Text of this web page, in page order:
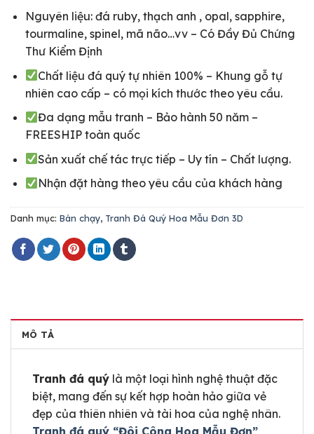
Nguyên liệu: đá ruby, thạch anh , opal, sapphire,
tourmaline, spinel, mã não…vv – Có Đầy Đủ Chứng
Thư Kiểm Định
Chất liệu đá quý tự nhiên 100% – Khung gỗ tự
nhiên cao cấp – có mọi kích thước theo yêu cầu.
Đa dạng mẫu tranh – Bảo hành 50 năm –
FREESHIP toàn quốc
Sản xuất chế tác trực tiếp – Uy tín – Chất lượng.
Nhận đặt hàng theo yêu cầu của khách hàng
Danh mục: Bán chạy, Tranh Đá Quý Hoa Mẫu Đơn 3D
MÔ TẢ
Tranh đá quý là một loại hình nghệ thuật đặc
biệt, mang đến sự kết hợp hoàn hảo giữa vẻ
đẹp của thiên nhiên và tài hoa của nghệ nhân.